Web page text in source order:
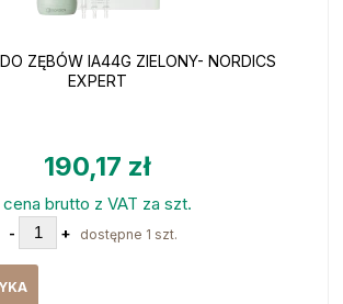
ZĘBÓW IA44G ZIELONY- NORDICS
EXPERT
190,17 zł
cena brutto z VAT za szt.
- + dostępne 1 szt.